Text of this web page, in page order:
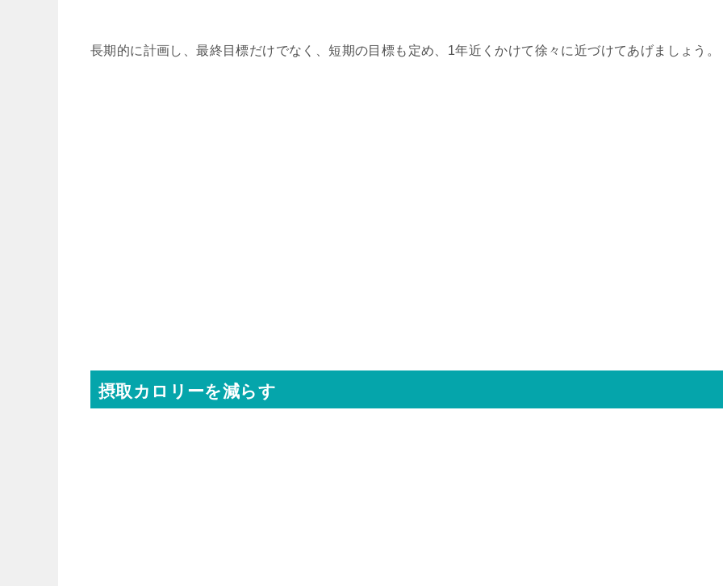
長期的に計画し、最終目標だけでなく、短期の目標も定め、1年近くかけて徐々に近づけてあげましょう。
摂取カロリーを減らす